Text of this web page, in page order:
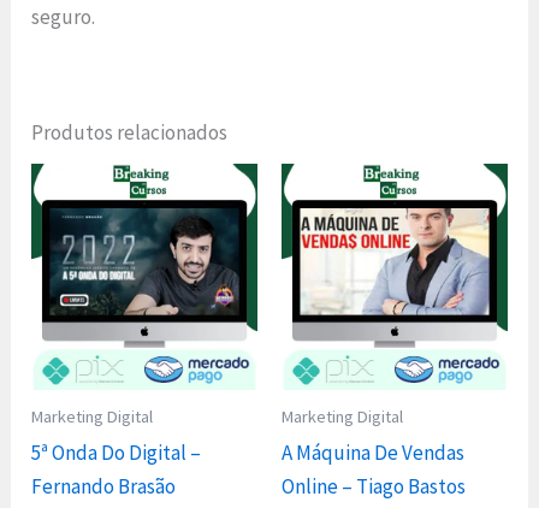
seguro.
Produtos relacionados
Marketing Digital
5ª Onda Do Digital –
Fernando Brasão
Marketing Digital
A Máquina De Vendas
Online – Tiago Bastos